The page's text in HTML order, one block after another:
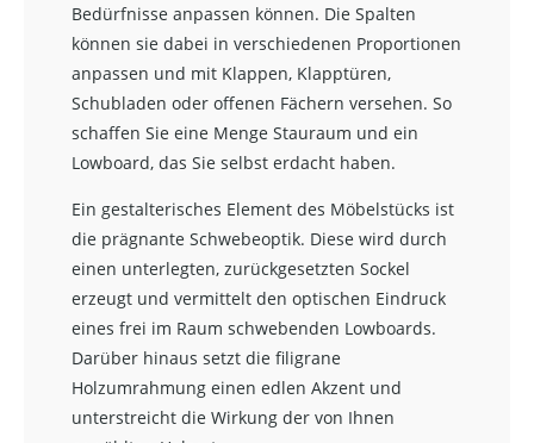
Bedürfnisse anpassen können. Die Spalten
können sie dabei in verschiedenen Proportionen
anpassen und mit Klappen, Klapptüren,
Schubladen oder offenen Fächern versehen. So
schaffen Sie eine Menge Stauraum und ein
Lowboard, das Sie selbst erdacht haben.
Ein gestalterisches Element des Möbelstücks ist
die prägnante Schwebeoptik. Diese wird durch
einen unterlegten, zurückgesetzten Sockel
erzeugt und vermittelt den optischen Eindruck
eines frei im Raum schwebenden Lowboards.
Darüber hinaus setzt die filigrane
Holzumrahmung einen edlen Akzent und
unterstreicht die Wirkung der von Ihnen